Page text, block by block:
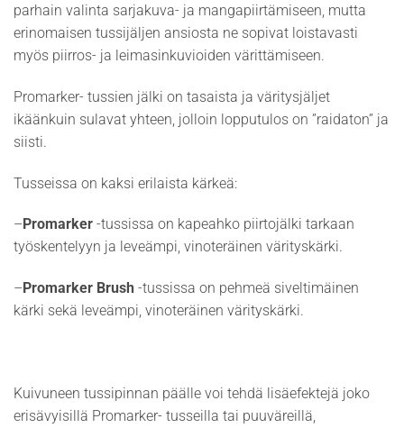
parhain valinta sarjakuva- ja mangapiirtämiseen, mutta
erinomaisen tussijäljen ansiosta ne sopivat loistavasti
myös piirros- ja leimasinkuvioiden värittämiseen.
Promarker- tussien jälki on tasaista ja väritysjäljet
ikäänkuin sulavat yhteen, jolloin lopputulos on ”raidaton” ja
siisti.
Tusseissa on kaksi erilaista kärkeä:
– Promarker -tussissa on kapeahko piirtojälki tarkaan
työskentelyyn ja leveämpi, vinoteräinen värityskärki.
–Promarker Brush -tussissa on pehmeä siveltimäinen
kärki sekä leveämpi, vinoteräinen värityskärki.
Kuivuneen tussipinnan päälle voi tehdä lisäefektejä joko
erisävyisillä Promarker- tusseilla tai puuväreillä,